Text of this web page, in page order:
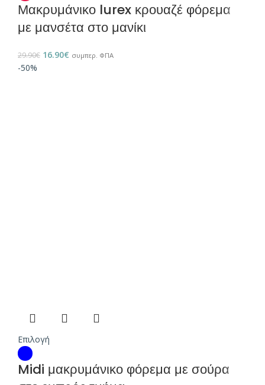
Μακρυμάνικο lurex κρουαζέ φόρεμα
με μανσέτα στο μανίκι
29.90€ 16.90€ συμπερ. ΦΠΑ
-50%
Επιλογή
Midi μακρυμάνικο φόρεμα με σούρα